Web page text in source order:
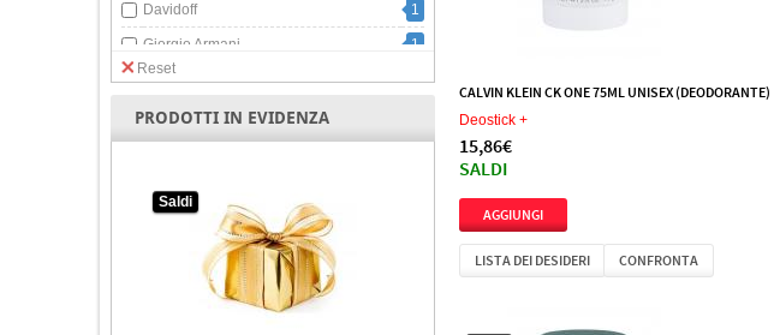
Davidoff 1
Giorgio Armani 1
Hugo Boss 3
Jean Paul Gaultier
Paco Rabanne
Reset
PRODOTTI IN EVIDENZA
Saldi
CALVIN KLEIN CK ONE 75ML UNISEX (DEODORANTE)
Deostick +
15,86€
SALDI
LISTA DEI DESIDERI CONFRONTA